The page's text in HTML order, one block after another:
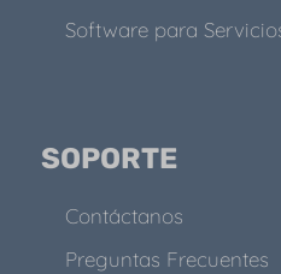
Software para
SOPORTE
Contáctanos
Preguntas Frecuentes